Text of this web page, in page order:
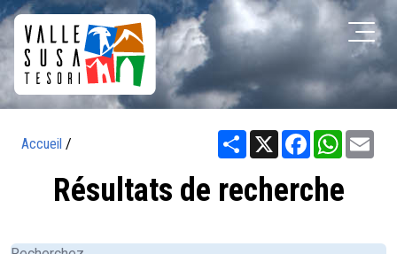
Accueil / Share X Facebook
Résultats de recherche